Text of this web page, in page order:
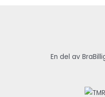
En del av